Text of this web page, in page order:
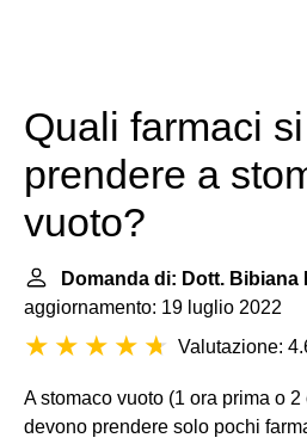
Quali farmaci
prendere a
vuoto?
Domanda di: Dott. Bibiana
aggiornamento: 19 luglio 2022
Valutazione:
A stomaco vuoto (1 ora prima o
devono prendere solo pochi